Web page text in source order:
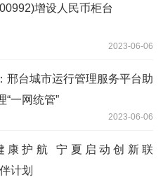
增设人民币柜台
2023-06-06
邢台城市运行管理服务平台助
“一网统管”
2023-06-06
康护航 宁夏启动创新联
计划